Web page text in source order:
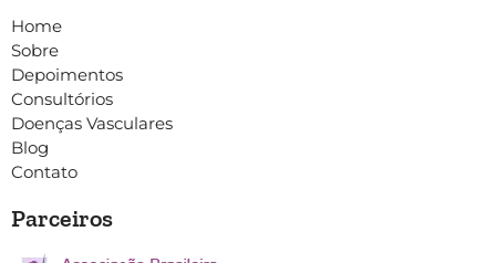
Home
Sobre
Depoimentos
Consultórios
Doenças Vasculares
Blog
Contato
Parceiros